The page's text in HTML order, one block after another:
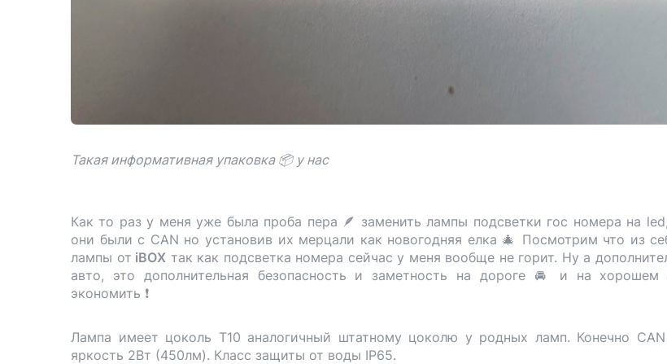
Такая информативная упаковка 📦 у нас
Как то раз у меня уже была проба пера 🪶 заменить лампы подсветки гос номера на
они были с CAN но установив их мерцали как новогодняя елка 🎄 Посмотрим что из
лампы от iBOX так как подсветка номера сейчас у меня вообще не горит. Ну а
авто, это дополнительная безопасность и заметность на дороге 🚘 и на
экономить ❗️
Лампа имеет цоколь T10 аналогичный штатному цоколю у родных ламп. Конечно
яркость 2Вт (450лм). Класс защиты от воды IP65.